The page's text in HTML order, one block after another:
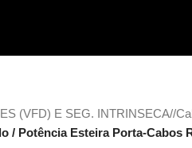
(VFD) E SEG. INTRINSECA/
/ Potência Esteira Porta-Cabos